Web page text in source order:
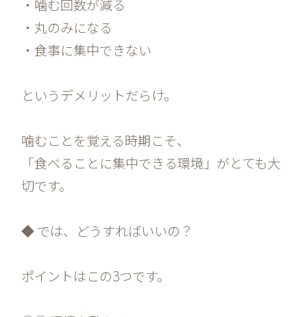
・噛む回数が減る
・丸のみになる
・食事に集中できない
というデメリットだらけ。
噛むことを覚える時期こそ、
「食べることに集中できる環境」がとても大
切です。
◆ では、どうすればいいの？
ポイントはこの3つです。